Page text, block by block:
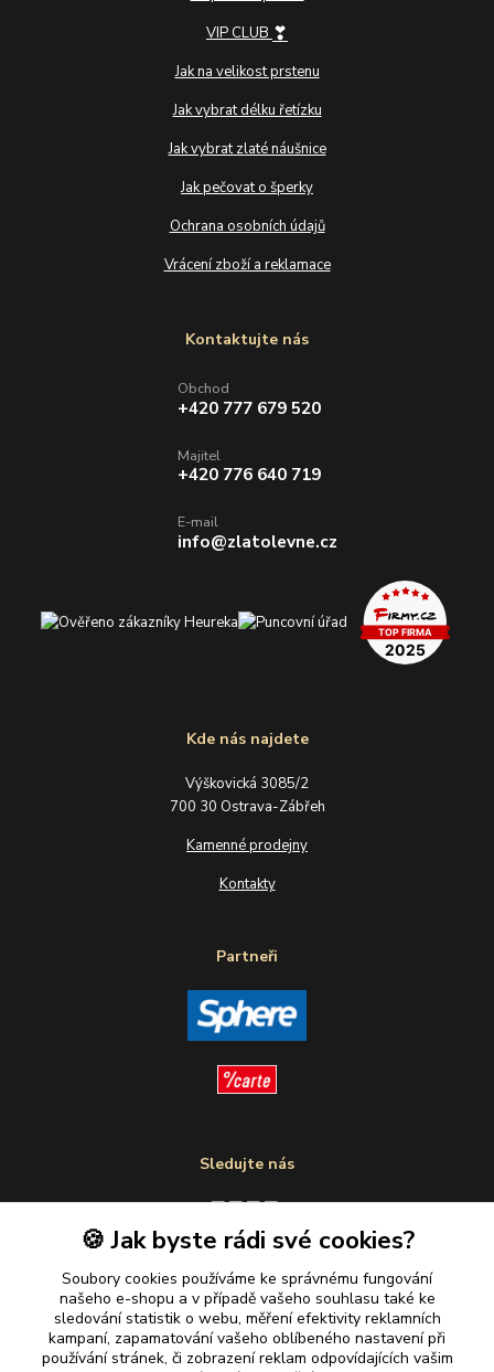
VIP CLUB ❣
Jak na velikost prstenu
Jak vybrat délku řetízku
Jak vybrat zlaté náušnice
Jak pečovat o šperky
Ochrana osobních údajů
Vrácení zboží a reklamace
Kde nás najdete
Výškovická 3085/2
700 30 Ostrava-Zábřeh
Kamenné prodejny
Kontakty
Partneři
Sledujte nás
Kontaktujte nás
Obchod
+420 777 679 520
Majitel
+420 776 640 719
E-mail
info@zlatolevne.cz
🍪 Jak byste rádi své cookies?
Soubory cookies používáme ke správnému fungování
našeho e-shopu a v případě vašeho souhlasu také ke
sledování statistik o webu, měření efektivity reklamních
kampaní, zapamatování vašeho oblíbeného nastavení při
používání stránek, či zobrazení reklam odpovídajících vašim